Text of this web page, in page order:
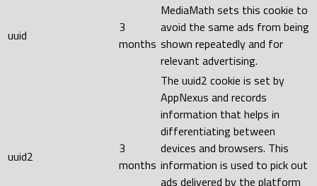
uuid
3
months
MediaMath sets this cookie to
avoid the same ads from being
shown repeatedly and for
relevant advertising.
uuid2
3
months
The uuid2 cookie is set by
AppNexus and records
information that helps in
differentiating between
devices and browsers. This
information is used to pick out
ads delivered by the platform